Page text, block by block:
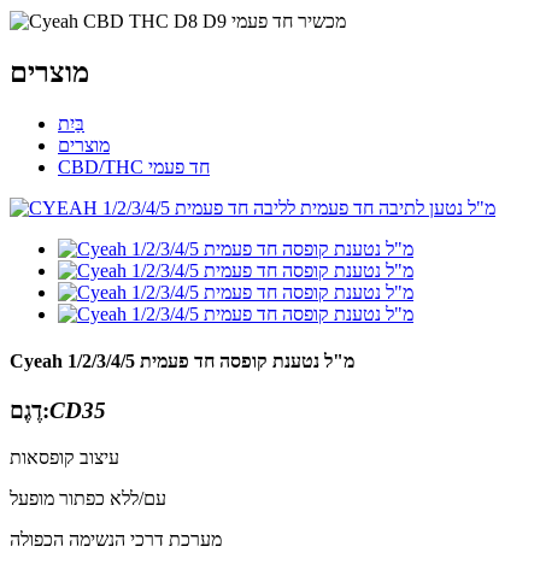
מוצרים
בַּיִת
מוצרים
CBD/THC חד פעמי
Cyeah 1/2/3/4/5 מ"ל נטענת קופסה חד פעמית
דֶגֶם:CD35
עיצוב קופסאות
עם/ללא כפתור מופעל
מערכת דרכי הנשימה הכפולה